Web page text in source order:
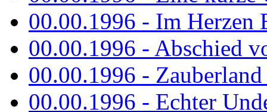
00.00.1996 - Im Herzen
00.00.1996 - Abschied
00.00.1996 -
00.00.1996 - Echter